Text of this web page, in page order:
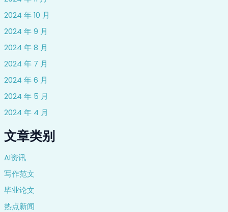
2024 年 10 月
2024 年 9 月
2024 年 8 月
2024 年 7 月
2024 年 6 月
2024 年 5 月
2024 年 4 月
文章类别
AI资讯
写作范文
毕业论文
热点新闻